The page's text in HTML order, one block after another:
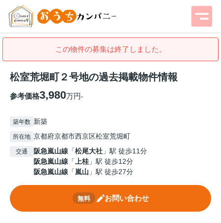
この物件の募集は終了しました。
松室荒堀町２号地の過去掲載物件情報
参考価格3,980万円-
築年数 新築
所在地 京都府京都市西京区松室荒堀町
交通 阪急嵐山線 「松尾大社 」駅 徒歩11分
阪急嵐山線 「 上桂 」駅 徒歩12分
阪急嵐山線 「嵐山 」駅 徒歩27分
無料 お問い合わせ